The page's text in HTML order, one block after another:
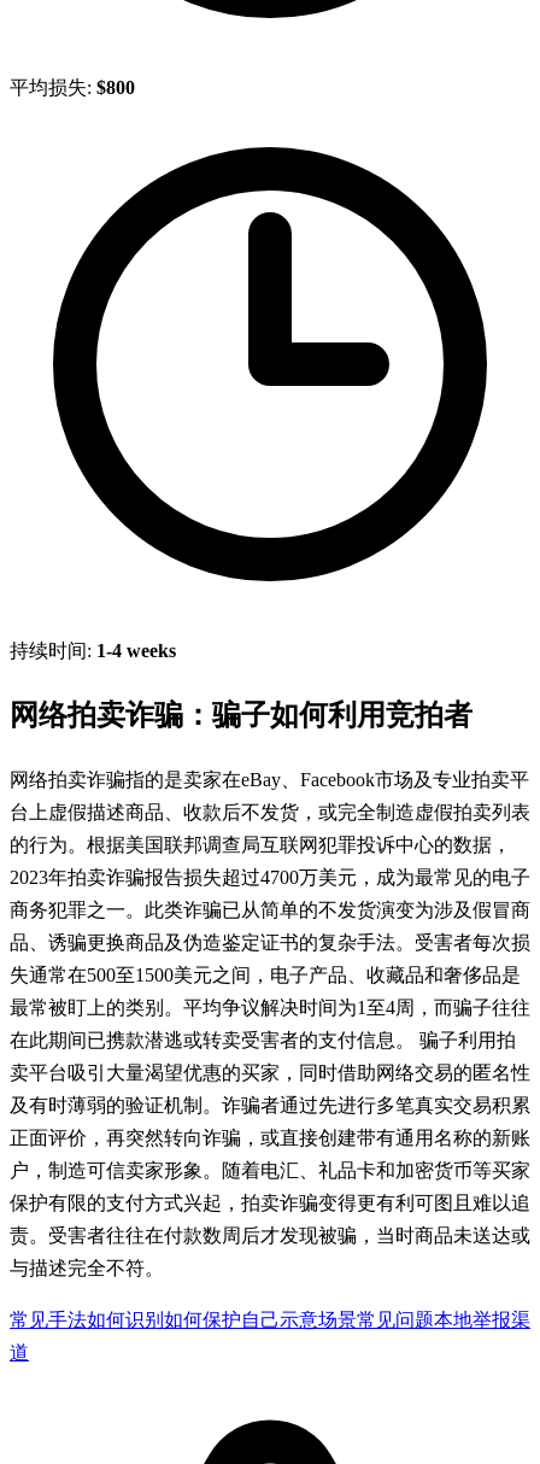
平均损失: $800
持续时间: 1-4 weeks
网络拍卖诈骗：骗子如何利用竞拍者
网络拍卖诈骗指的是卖家在eBay、Facebook市场及专业拍卖平
台上虚假描述商品、收款后不发货，或完全制造虚假拍卖列表
的行为。根据美国联邦调查局互联网犯罪投诉中心的数据，
2023年拍卖诈骗报告损失超过4700万美元，成为最常见的电子
商务犯罪之一。此类诈骗已从简单的不发货演变为涉及假冒商
品、诱骗更换商品及伪造鉴定证书的复杂手法。受害者每次损
失通常在500至1500美元之间，电子产品、收藏品和奢侈品是
最常被盯上的类别。平均争议解决时间为1至4周，而骗子往往
在此期间已携款潜逃或转卖受害者的支付信息。 骗子利用拍
卖平台吸引大量渴望优惠的买家，同时借助网络交易的匿名性
及有时薄弱的验证机制。诈骗者通过先进行多笔真实交易积累
正面评价，再突然转向诈骗，或直接创建带有通用名称的新账
户，制造可信卖家形象。随着电汇、礼品卡和加密货币等买家
保护有限的支付方式兴起，拍卖诈骗变得更有利可图且难以追
责。受害者往往在付款数周后才发现被骗，当时商品未送达或
与描述完全不符。
常见手法如何识别 如何保护自己示意场景常见问题本地举报渠
道